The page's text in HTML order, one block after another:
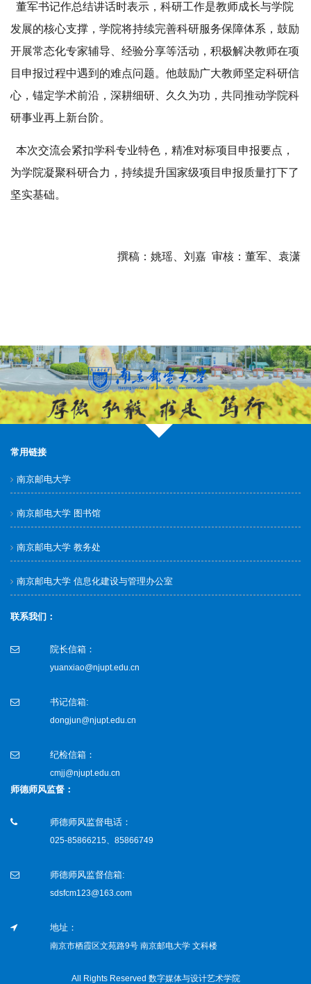
董军书记作总结讲话时表示，科研工作是教师成长与学院
发展的核心支撑，学院将持续完善科研服务保障体系，鼓励
开展常态化专家辅导、经验分享等活动，积极解决教师在项
目申报过程中遇到的难点问题。他鼓励广大教师坚定科研信
心，锚定学术前沿，深耕细研、久久为功，共同推动学院科
研事业再上新台阶。
本次交流会紧扣学科专业特色，精准对标项目申报要点，
为学院凝聚科研合力，持续提升国家级项目申报质量打下了
坚实基础。
撰稿：姚瑶、刘嘉 审核：董军、袁潇
常用链接
南京邮电大学
南京邮电大学 图书馆
南京邮电大学 教务处
南京邮电大学 信息化建设与管理办公室
联系我们：
院长信箱：
yuanxiao@njupt.edu.cn
书记信箱:
dongjun@njupt.edu.cn
纪检信箱：
cmjj@njupt.edu.cn
师德师风监督：
师德师风监督电话：
025-85866215、85866749
师德师风监督信箱:
sdsfcm123@163.com
地址：
南京市栖霞区文苑路9号 南京邮电大学 文科楼
All Rights Reserved 数字媒体与设计艺术学院